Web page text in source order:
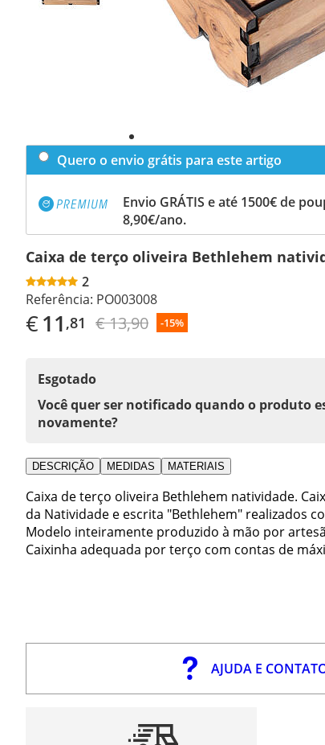
Quero o envio grátis para este artigo
Envio GRÁTIS e até 1500€ de
8,90€/ano.
Caixa de terço oliveira Bethlehem
2
Referência: PO003008
€11 ,81 € 13,90 -15%
Esgotado
Você quer ser notificado quando o produto
novamente?
DESCRIÇÃO MEDIDAS MATERIAIS
Caixa de terço oliveira Bethlehem natividade.
da Natividade e escrita "Bethlehem" realizados
Modelo inteiramente produzido à mão por
Caixinha adequada por terço com contas de
AJUDA E